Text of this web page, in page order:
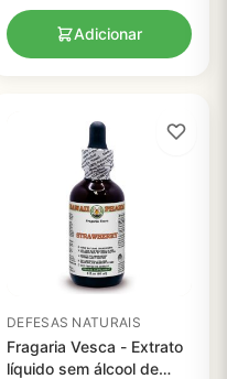
Adicionar
DEFESAS NATURAIS
Fragaria Vesca - Extrato
líquido sem álcool de